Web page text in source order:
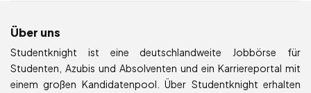
Über uns
Studentknight ist eine deutschlandweite Jobbörse für
Studenten, Azubis und Absolventen und ein Karriereportal mit
einem großen Kandidatenpool. Über Studentknight erhalten